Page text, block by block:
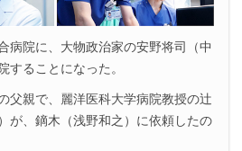
病院に、大物政治家の安野将司（中
することになった。
父親で、麗洋医科大学病院教授の辻
が、鏑木（浅野和之）に依頼したの